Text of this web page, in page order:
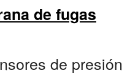
de fugas
de presión